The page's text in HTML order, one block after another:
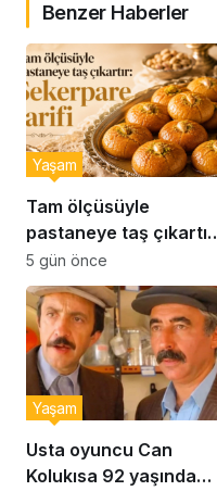
Benzer Haberler
Tam ölçüsüyle
pastaneye taş çıkartır:
Şekerpare tarifi
Yaşam
5 gün önce
Usta oyuncu Can
Kolukısa 92 yaşında
Yaşam